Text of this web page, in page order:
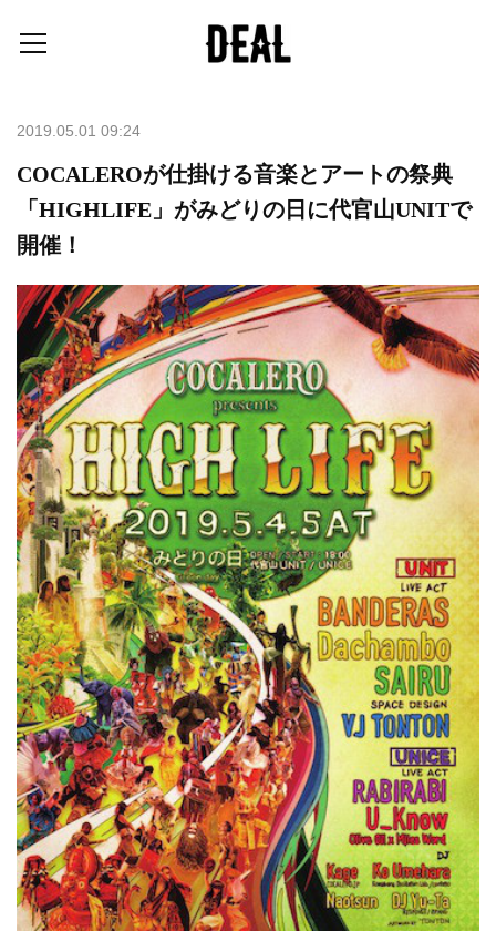
2019.05.01 09:24
COCALEROが仕掛ける音楽とアートの祭典
「HIGHLIFE」がみどりの日に代官山UNITで
開催！